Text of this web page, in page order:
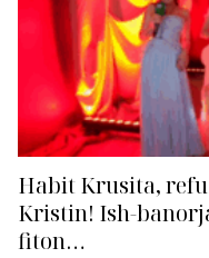
Habit Krusita,
Kristin! Ish-
fiton…